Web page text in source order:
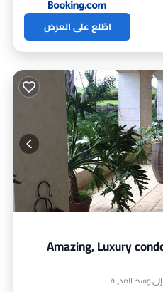
اطّلع على العرض
Amazing, Luxury
للمحيط